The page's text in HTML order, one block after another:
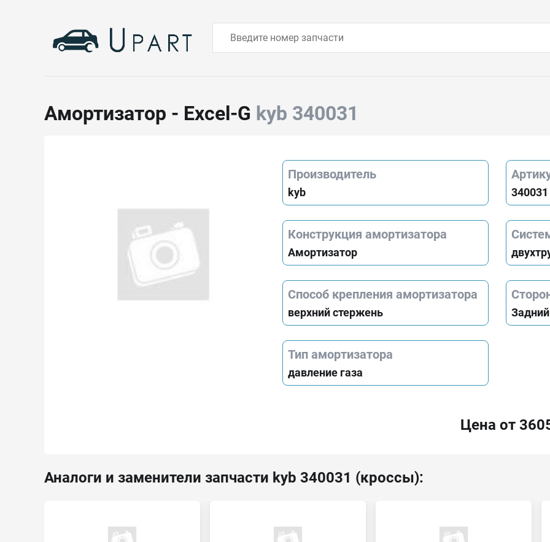
Амортизатор - Excel-G kyb 340031
Производитель
kyb 340031
Конструкция амортизатора
Амортизатор
Способ крепления амортизатора
верхний стержень
Тип амортизатора
давление газа
Цена от
Аналоги и заменители запчасти kyb 340031 (кроссы):